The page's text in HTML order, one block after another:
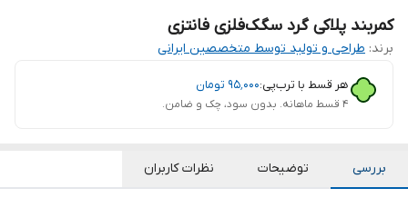
کمربند پلاکی گرد سگک‌فلزی فانتزی
برند: طراحی و تولید توسط متخصصین ایرانی
هر قسط با ترب‌پی:۹۵٬۰۰۰ تومان
۴ قسط ماهانه. بدون سود، چک و ضامن.
بررسی توضیحات نظرات کاربران